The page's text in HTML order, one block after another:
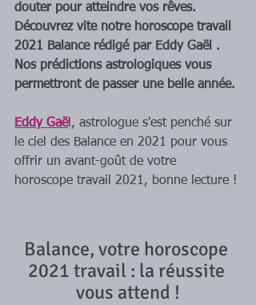
douter pour atteindre vos rêves.
Découvrez vite notre horoscope travail
2021 Balance rédigé par Eddy Gaël .
Nos prédictions astrologiques vous
permettront de passer une belle année.
Eddy Gaël, astrologue s'est penché sur
le ciel des Balance en 2021 pour vous
offrir un avant-goût de votre
horoscope travail 2021, bonne lecture !
Balance, votre horoscope
2021 travail : la réussite
vous attend !